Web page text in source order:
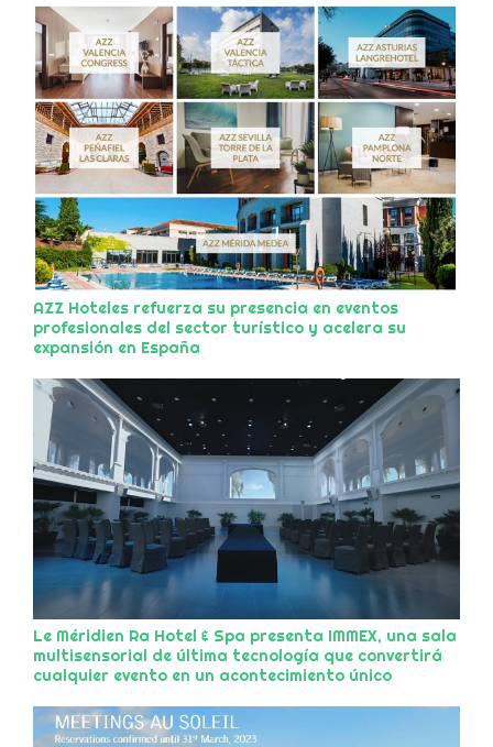
AZZ Hoteles refuerza su presencia en eventos
profesionales del sector turístico y acelera su
expansión en España
Le Méridien Ra Hotel & Spa presenta IMMEX, una sala
multisensorial de última tecnología que convertirá
cualquier evento en un acontecimiento único